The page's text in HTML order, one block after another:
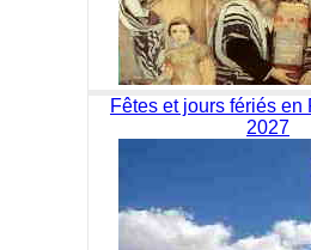
Fêtes et jours fériés en
2027